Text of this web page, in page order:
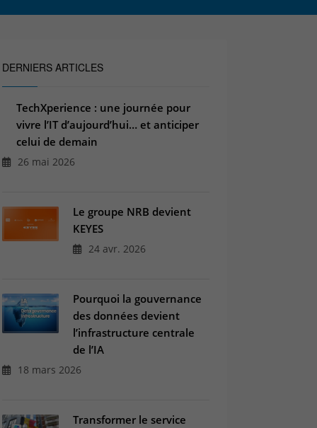
DERNIERS ARTICLES
TechXperience : une journée pour
vivre l’IT d’aujourd’hui… et anticiper
celui de demain
26 mai 2026
Le groupe NRB devient
KEYES
24 avr. 2026
Pourquoi la gouvernance
des données devient
l’infrastructure centrale
de l’IA
18 mars 2026
Transformer le service